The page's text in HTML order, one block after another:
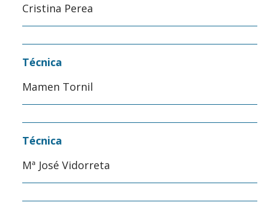
Cristina Perea
Técnica
Mamen Tornil
Técnica
Mª José Vidorreta